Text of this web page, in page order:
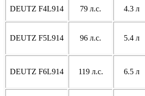
DEUTZ F4L914 79 л.с. 4.3 л
DEUTZ F5L914 96 л.с. 5.4 л
DEUTZ F6L914 119 л.с. 6.5 л